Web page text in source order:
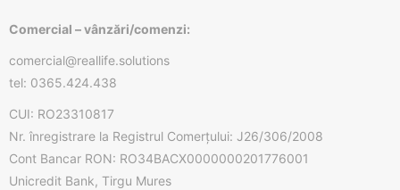
Comercial – vânzări/comenzi:
comercial@reallife.solutions
tel: 0365.424.438
CUI: RO23310817
Nr. înregistrare la Registrul Comerțului: J26/306/2008
Cont Bancar RON: RO34BACX0000000201776001
Unicredit Bank, Tirgu Mures